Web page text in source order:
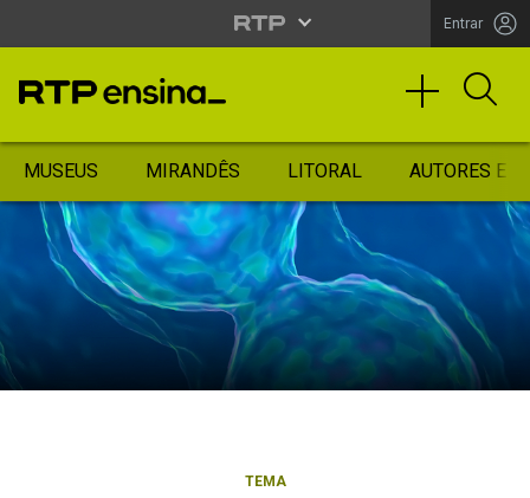
Entrar
MUSEUS MIRANDÊS LITORAL AUTORES
TEMA